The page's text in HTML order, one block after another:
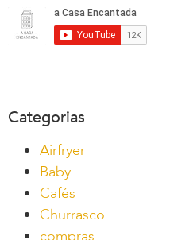
Categorias
Airfryer
Baby
Cafés
Churrasco